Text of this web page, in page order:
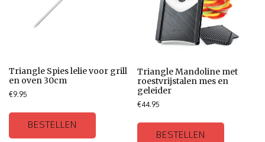
Triangle Spies lelie voor grill
en oven 30cm
€9.95
BESTELLEN
Triangle Mandoline met
roestvrijstalen mes en
geleider
€44.95
BESTELLEN